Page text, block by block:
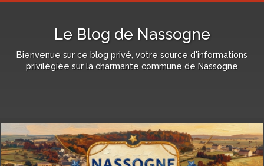
Le Blog de Nassogne
Bienvenue sur ce blog privé, votre source d'informations
privilégiée sur la charmante commune de Nassogne